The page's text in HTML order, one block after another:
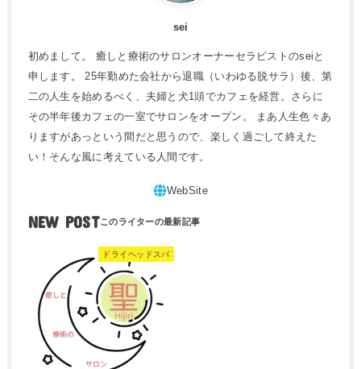
sei
初めまして。 癒しと療術のサロンオーナーセラピストのseiと
申します。 25年勤めた会社から退職（いわゆる脱サラ）後、第
二の人生を始めるべく、夫婦と犬1頭でカフェを経営。さらに
その半年後カフェの一室でサロンをオープン。 まあ人生色々あ
りますがあっという間だと思うので、楽しく過ごして終えた
い！そんな風に考えている人間です。
NEW POST
ドライヘッドスパ